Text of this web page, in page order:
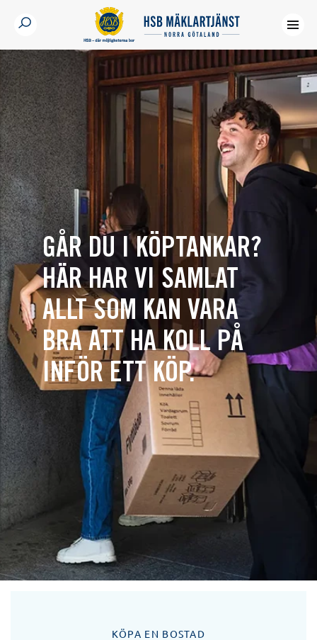
GÅR DU I KÖPTANKAR?
HÄR HAR VI SAMLAT
ALLT SOM KAN VARA
BRA ATT HA KOLL PÅ
INFÖR ETT KÖP.
KÖPA EN BOSTAD